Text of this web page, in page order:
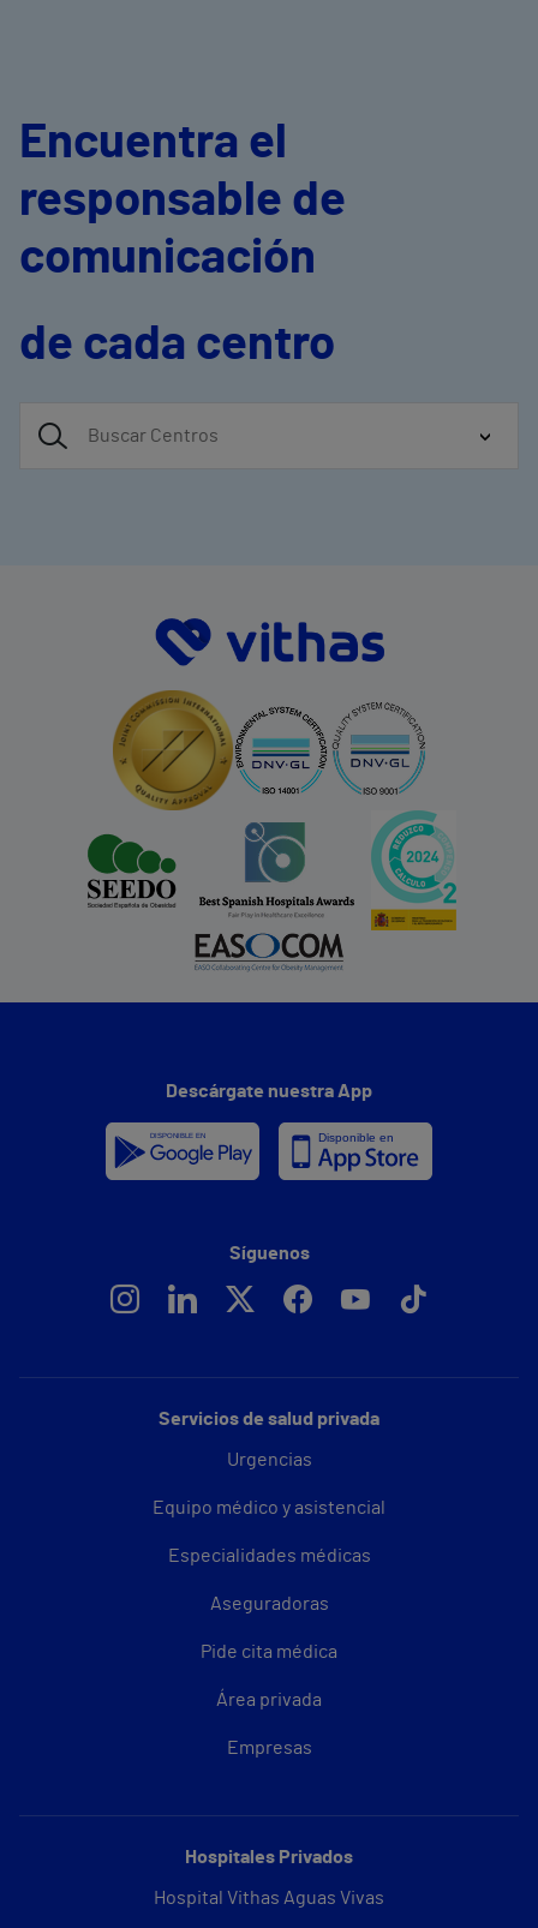
Encuentra el
responsable de
comunicación
de cada centro
Servicios de salud privada
Urgencias
Equipo médico y asistencial
Especialidades médicas
Aseguradoras
Pide cita médica
Área privada
Empresas
Hospitales Privados
Hospital Vithas Aguas Vivas
Descárgate nuestra App
Síguenos